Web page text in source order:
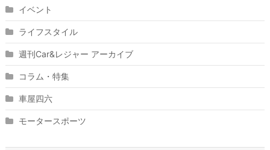
イベント
ライフスタイル
週刊Car&レジャー アーカイブ
コラム・特集
車屋四六
モータースポーツ